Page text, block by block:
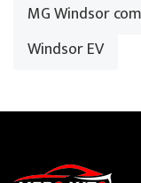
MG Windsor
Windsor EV